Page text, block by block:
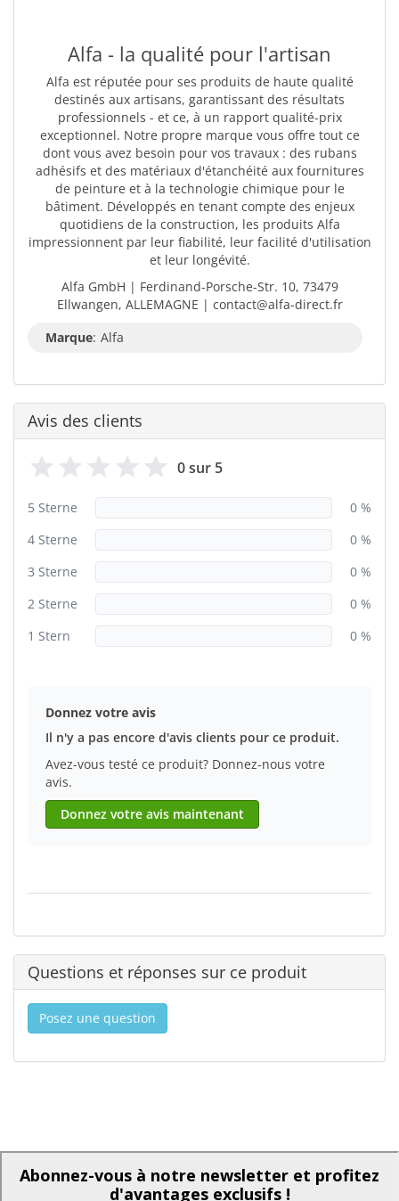
Alfa - la qualité pour l'artisan
Alfa est réputée pour ses produits de haute qualité
destinés aux artisans, garantissant des résultats
professionnels - et ce, à un rapport qualité-prix
exceptionnel. Notre propre marque vous offre tout ce
dont vous avez besoin pour vos travaux : des rubans
adhésifs et des matériaux d'étanchéité aux fournitures
de peinture et à la technologie chimique pour le
bâtiment. Développés en tenant compte des enjeux
quotidiens de la construction, les produits Alfa
impressionnent par leur fiabilité, leur facilité d'utilisation
et leur longévité.
Alfa GmbH | Ferdinand-Porsche-Str. 10, 73479
Ellwangen, ALLEMAGNE | contact@alfa-direct.fr
Marque: Alfa
Avis des clients
0 sur 5
5 Sterne
0 %
4 Sterne
0 %
3 Sterne
0 %
2 Sterne
0 %
1 Stern
0 %
Donnez votre avis
Il n'y a pas encore d'avis clients pour ce produit.
Avez-vous testé ce produit? Donnez-nous votre
avis.
Donnez votre avis maintenant
Questions et réponses sur ce produit
Posez une question